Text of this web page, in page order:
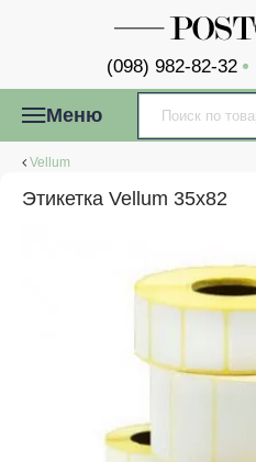
(098) 982-82-32
Меню
Vellum
Этикетка Vellum 35x82